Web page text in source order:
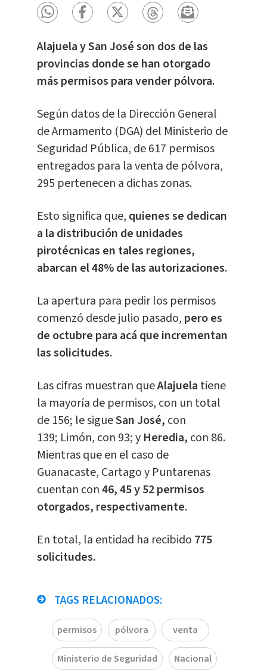
Alajuela y San José son dos de las
provincias donde se han otorgado
más permisos para vender pólvora.
Según datos de la Dirección General
de Armamento (DGA) del Ministerio de
Seguridad Pública, de 617 permisos
entregados para la venta de pólvora,
295 pertenecen a dichas zonas.
Esto significa que, quienes se dedican
a la distribución de unidades
pirotécnicas en tales regiones,
abarcan el 48% de las autorizaciones.
La apertura para pedir los permisos
comenzó desde julio pasado, pero es
de octubre para acá que incrementan
las solicitudes.
Las cifras muestran queAlajuela tiene
la mayoría de permisos, con un total
de 156; le sigueSan José, con
139; Limón, con 93; y Heredia, con 86.
Mientras que en el caso de
Guanacaste, Cartago y Puntarenas
cuentan con46, 45 y 52 permisos
otorgados, respectivamente.
En total, la entidad ha recibido 775
solicitudes.
TAGS RELACIONADOS:
permisos pólvora venta
Ministerio de Seguridad Nacional